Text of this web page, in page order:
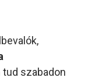
tud szabadon